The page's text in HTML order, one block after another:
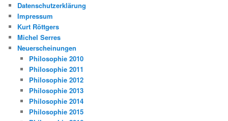
Datenschutzerklärung
Impressum
Kurt Röttgers
Michel Serres
Neuerscheinungen
Philosophie 2010
Philosophie 2011
Philosophie 2012
Philosophie 2013
Philosophie 2014
Philosophie 2015